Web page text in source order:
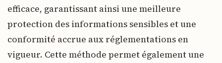
efficace, garantissant ainsi une meilleure
protection des informations sensibles et une
conformité accrue aux réglementations en
vigueur. Cette méthode permet également une